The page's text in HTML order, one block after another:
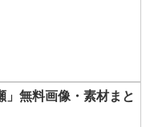
」無料画像・素材まと